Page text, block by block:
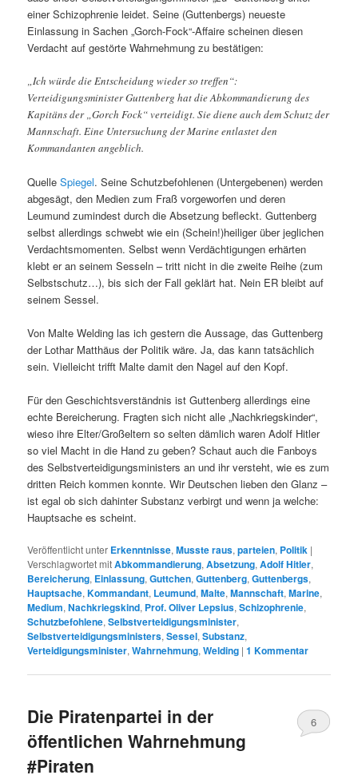
einer Schizophrenie leidet. Seine (Guttenbergs) neueste
Einlassung in Sachen „Gorch-Fock“-Affaire scheinen diesen
Verdacht auf gestörte Wahrnehmung zu bestätigen:
„Ich würde die Entscheidung wieder so treffen“:
Verteidigungsminister Guttenberg hat die Abkommandierung des
Kapitäns der „Gorch Fock“ verteidigt. Sie diene auch dem Schutz der
Mannschaft. Eine Untersuchung der Marine entlastet den
Kommandanten angeblich.
QuelleSpiegel. Seine Schutzbefohlenen (Untergebenen) werden
abgesägt, den Medien zum Fraß vorgeworfen und deren
Leumund zumindest durch die Absetzung befleckt. Guttenberg
selbst allerdings schwebt wie ein (Schein!)heiliger über jeglichen
Verdachtsmomenten. Selbst wenn Verdächtigungen erhärten
klebt er an seinem Sesseln – tritt nicht in die zweite Reihe (zum
Selbstschutz…), bis sich der Fall geklärt hat. Nein ER bleibt auf
seinem Sessel.
Von Malte Welding las ich gestern die Aussage, das Guttenberg
der Lothar Matthäus der Politik wäre. Ja, das kann tatsächlich
sein. Vielleicht trifft Malte damit den Nagel auf den Kopf.
Für den Geschichtsverständnis ist Guttenberg allerdings eine
echte Bereicherung. Fragten sich nicht alle „Nachkriegskinder“,
wieso ihre Elter/Großeltern so selten dämlich waren Adolf Hitler
so viel Macht in die Hand zu geben? Schaut auch die Fanboys
des Selbstverteidigungsministers an und ihr versteht, wie es zum
dritten Reich kommen konnte. Wir Deutschen lieben den Glanz –
ist egal ob sich dahinter Substanz verbirgt und wenn ja welche:
Hauptsache es scheint.
Veröffentlicht unter Erkenntnisse,Musste raus,parteien, Politik |
Verschlagwortet mitAbkommandierung,Absetzung,Adolf Hitler,
Bereicherung, Einlassung,Guttchen,Guttenberg,Guttenbergs,
Hauptsache,Kommandant, Leumund,Malte,Mannschaft,Marine,
Medium,Nachkriegskind, Prof. Oliver Lepsius,Schizophrenie,
Schutzbefohlene,Selbstverteidigungsminister,
Selbstverteidigungsministers,Sessel,Substanz,
Verteidigungsminister,Wahrnehmung,Welding |1 Kommentar
Die Piratenpartei in der
öffentlichen Wahrnehmung
#Piraten
6